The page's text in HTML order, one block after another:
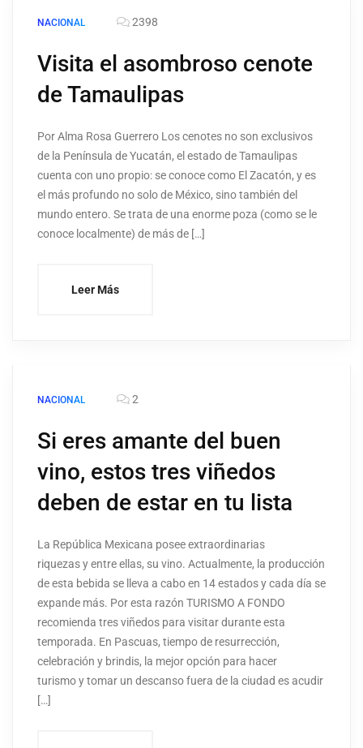
NACIONAL 2398
Visita el asombroso cenote
de Tamaulipas
Por Alma Rosa Guerrero Los cenotes no son exclusivos
de la Península de Yucatán, el estado de Tamaulipas
cuenta con uno propio: se conoce como El Zacatón, y es
el más profundo no solo de México, sino también del
mundo entero. Se trata de una enorme poza (como se le
conoce localmente) de más de […]
Leer Más
NACIONAL 2
Si eres amante del buen
vino, estos tres viñedos
deben de estar en tu lista
La República Mexicana posee extraordinarias
riquezas y entre ellas, su vino. Actualmente, la producción
de esta bebida se lleva a cabo en 14 estados y cada día se
expande más. Por esta razón TURISMO A FONDO
recomienda tres viñedos para visitar durante esta
temporada. En Pascuas, tiempo de resurrección,
celebración y brindis, la mejor opción para hacer
turismo y tomar un descanso fuera de la ciudad es acudir
[…]